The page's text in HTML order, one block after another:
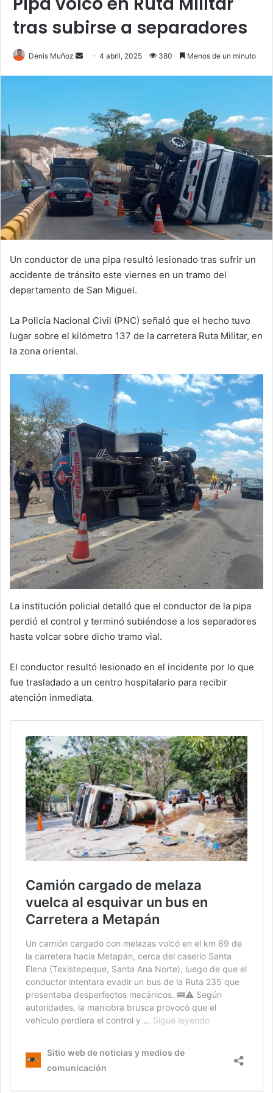
tras subirse a separadores
Denis Muñoz
Send4 abril, 2025 380 Menos de un minuto
Un conductor de una pipa resultó lesionado tras sufrir un
accidente de tránsito este viernes en un tramo del
departamento de San Miguel.
La Policía Nacional Civil (PNC) señaló que el hecho tuvo
lugar sobre el kilómetro 137 de la carretera Ruta Militar, en
la zona oriental.
La institución policial detalló que el conductor de la pipa
perdió el control y terminó subiéndose a los separadores
hasta volcar sobre dicho tramo vial.
El conductor resultó lesionado en el incidente por lo que
fue trasladado a un centro hospitalario para recibir
atención inmediata.